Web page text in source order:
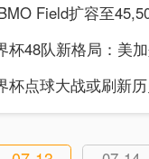
杯点球大战或刷新